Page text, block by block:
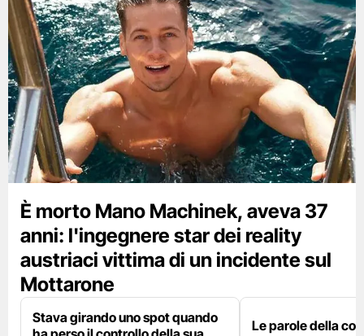
È morto Mano Machinek, aveva 37
anni: l'ingegnere star dei reality
austriaci vittima di un incidente sul
Mottarone
Stava girando uno spot quando
Le parole della